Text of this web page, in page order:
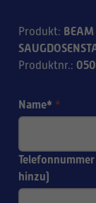
Produkt: BEAM
Produktnr.:
Name* *
hinzu)